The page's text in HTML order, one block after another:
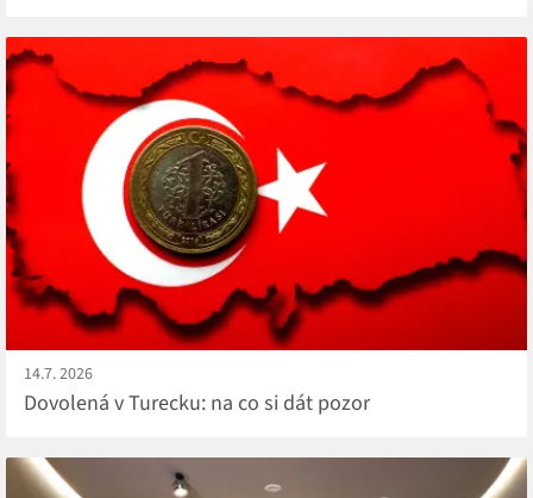
14.7. 2026
Dovolená v Turecku: na co si dát pozor